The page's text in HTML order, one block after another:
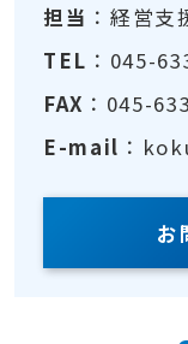
担当 ：経営支
TEL ：045-
FAX ：045-
E-mail ：
お